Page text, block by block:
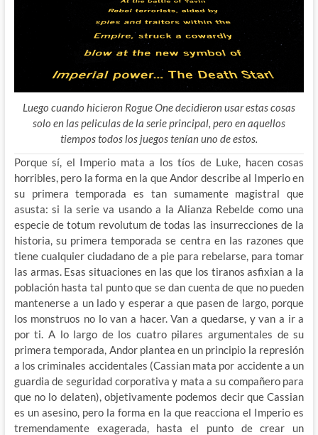
Luego cuando hicieron Rogue One decidieron usar estas cosas
solo en las peliculas de la serie principal, pero en aquellos
tiempos todos los juegos tenían uno de estos.
Porque sí, el Imperio mata a los tíos de Luke, hacen cosas
horribles, pero la forma en la que Andor describe al Imperio en
su primera temporada es tan sumamente magistral que
asusta: si la serie va usando a la Alianza Rebelde como una
especie de totum revolutum de todas las insurrecciones de la
historia, su primera temporada se centra en las razones que
tiene cualquier ciudadano de a pie para rebelarse, para tomar
las armas. Esas situaciones en las que los tiranos asfixian a la
población hasta tal punto que se dan cuenta de que no pueden
mantenerse a un lado y esperar a que pasen de largo, porque
los monstruos no lo van a hacer. Van a quedarse, y van a ir a
por ti. A lo largo de los cuatro pilares argumentales de su
primera temporada, Andor plantea en un principio la represión
a los criminales accidentales (Cassian mata por accidente a un
guardia de seguridad corporativa y mata a su compañero para
que no lo delaten), objetivamente podemos decir que Cassian
es un asesino, pero la forma en la que reacciona el Imperio es
tremendamente exagerada, hasta el punto de crear un